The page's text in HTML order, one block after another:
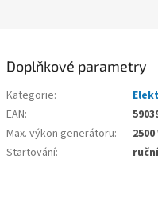
Doplňkové parametry
Kategorie:
EAN:
Max. výkon generátoru:
2500
Startování: